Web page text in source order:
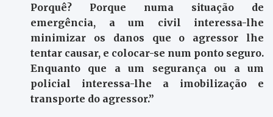
Porquê? Porque numa situação de
emergência, a um civil interessa-lhe
minimizar os danos que o agressor lhe
tentar causar, e colocar-se num ponto seguro.
Enquanto que a um segurança ou a um
policial interessa-lhe a imobilização e
transporte do agressor.”